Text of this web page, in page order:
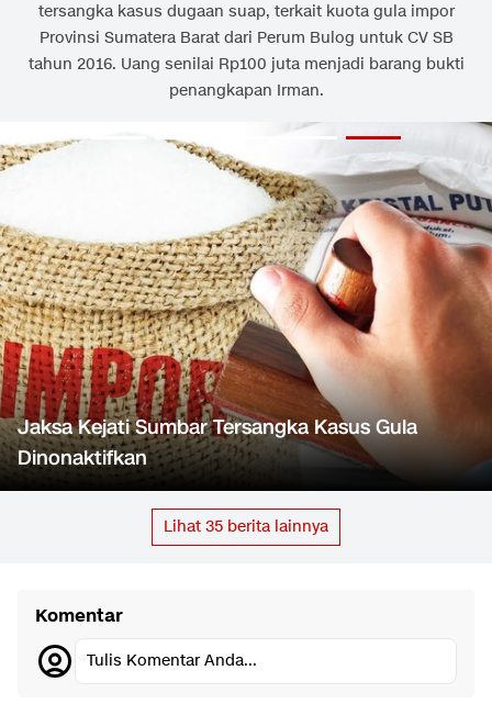
tersangka kasus dugaan suap, terkait kuota gula impor
Provinsi Sumatera Barat dari Perum Bulog untuk CV SB
tahun 2016. Uang senilai Rp100 juta menjadi barang bukti
penangkapan Irman.
Jaksa Kejati Sumbar Tersangka Kasus Gula
Dinonaktifkan
Lihat 35 berita lainnya
Komentar
Tulis Komentar Anda...